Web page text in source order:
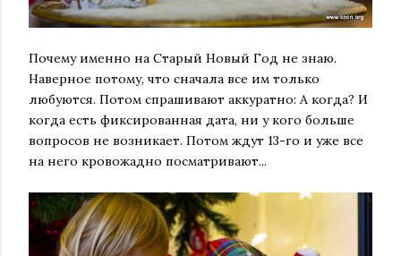
Почему именно на Старый Новый Год не знаю.
Наверное потому, что сначала все им только
любуются. Потом спрашивают аккуратно: А когда? И
когда есть фиксированная дата, ни у кого больше
вопросов не возникает. Потом ждут 13-го и уже все
на него кровожадно посматривают...